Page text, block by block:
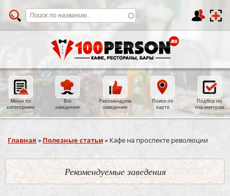
Меню по
категориям
Все
заведения
Рекомендуем
заведения
Поиск по
карте
Подбор по
параметрам
Вы здесь
Главная » Полезные статьи» Кафе на проспекте революции
Рекомендуемые заведения